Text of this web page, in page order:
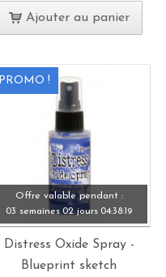
Ajouter au panier
PROMO !
Offre valable pendant :
03 semaines 02 jours 04:38: 19
Distress Oxide Spray -
Blueprint sketch